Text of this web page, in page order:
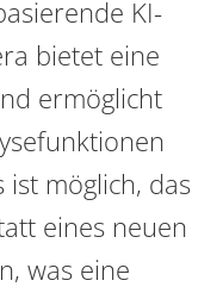
KI-
bietet eine
ermöglicht
möglich, das
eines neuen
was eine